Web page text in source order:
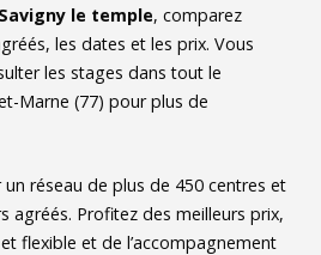
Savigny le temple, comparez
les dates et les prix. Vous
les stages dans tout le
Marne (77) pour plus de
un réseau de plus de 450 centres et
agréés. Profitez des meilleurs prix,
flexible et de l’accompagnement